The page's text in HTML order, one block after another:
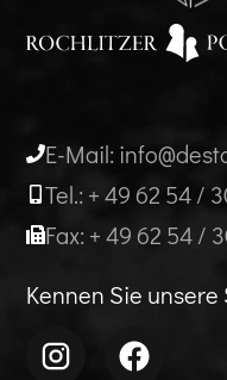
E-Mail:
Tel.: + 49 62 54 /
Fax: + 49 62 54 /
Kennen Sie